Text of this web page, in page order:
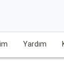
Yardım